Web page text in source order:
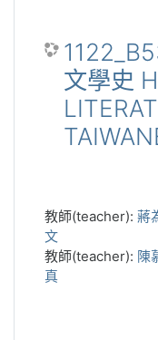
文學史
教師(teacher): 蔣
文
教師(teacher): 陳
真